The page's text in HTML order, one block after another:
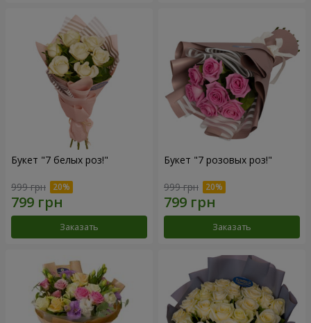
Букет "7 белых роз!"
999 грн
Заказать
Букет "7 розовых роз!"
999 грн
Заказать